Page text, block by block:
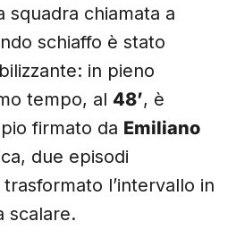
squadra chiamata a
schiaffo è stato
in pieno
tempo, al 48’, è
firmato da Emiliano
due episodi
l’intervallo in
scalare.